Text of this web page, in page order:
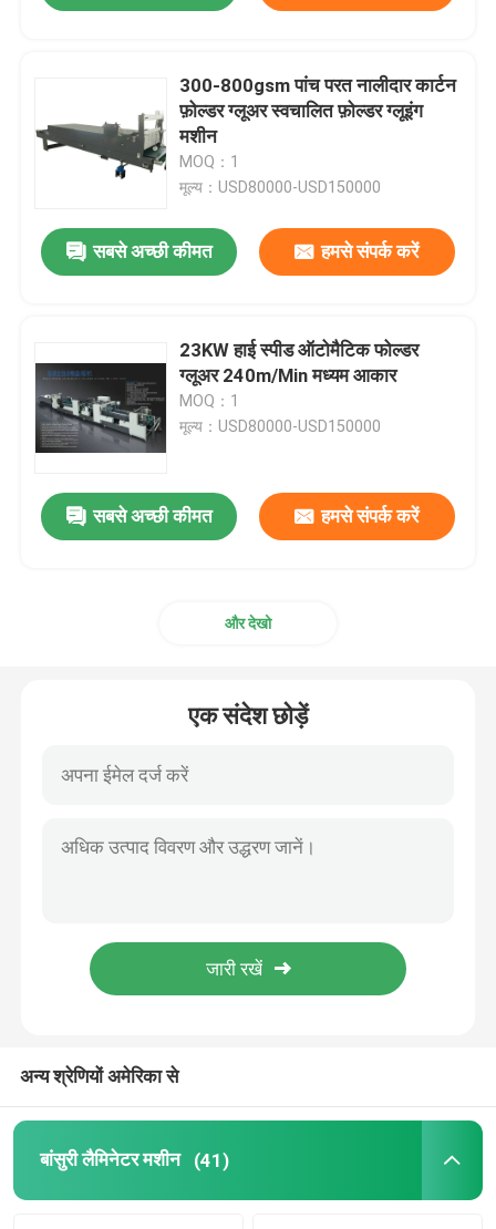
घर
उत्पाद
300-800gsm पांच परत नालीदार कार्टन
फ़ोल्डर ग्लूअर स्वचालित फ़ोल्डर ग्लूइंग
मशीन
MOQ：1
मूल्य：USD80000-USD150000
सबसे अच्छी कीमत हमसे संपर्क करें
23KW हाई स्पीड ऑटोमैटिक फोल्डर
ग्लूअर 240m/Min मध्यम आकार
MOQ：1
मूल्य：USD80000-USD150000
सबसे अच्छी कीमत हमसे संपर्क करें
और देखो
एक संदेश छोड़ें
अन्य श्रेणियों अमेरिका से
बांसुरी लैमिनेटर मशीन (41)